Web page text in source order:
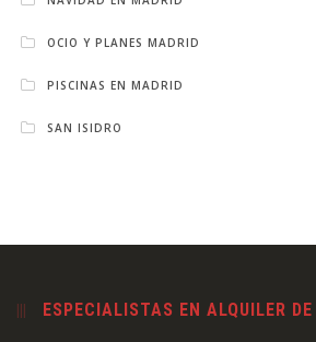
OCIO Y PLANES MADRID
PISCINAS EN MADRID
SAN ISIDRO
ESPECIALISTAS EN ALQUILER